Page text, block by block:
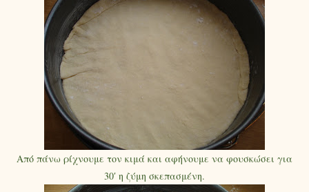
Από πάνω ρίχνουμε τον κιμά και αφήνουμε να φουσκώσει για
30′ η ζύμη σκεπασμένη.